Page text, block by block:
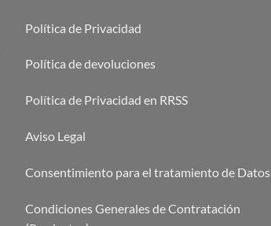
Política de Privacidad
Política de devoluciones
Política de Privacidad en RRSS
Aviso Legal
Consentimiento para el tratamiento de Datos
Condiciones Generales de Contratación